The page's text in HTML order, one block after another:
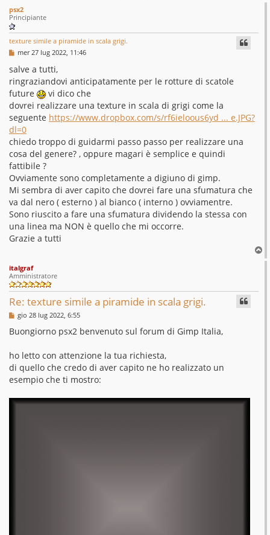
psx2
Principiante
texture simile a piramide in scala grigi.
M
s
s
a
g
g
i
o
mer 27 lug 2022, 11:46
salve a tutti,
ringraziandovi anticipatamente per le rotture di scatole
future
vi dico che
dovrei realizzare una texture in scala di grigi come la
seguente https://www.dropbox.com/s/rf6ieloous6yd ... e.JPG?
dl=0
chiedo troppo di guidarmi passo passo per realizzare una
cosa del genere? , oppure magari è semplice e quindi
fattibile ?
Ovviamente sono completamente a digiuno di gimp.
Mi sembra di aver capito che dovrei fare una sfumatura che
va dal nero ( esterno ) al bianco ( interno ) ovviamentre.
Sono riuscito a fare una sfumatura dividendo la stessa con
una linea ma NON è quello che mi occorre.
Grazie a tutti
o
italgraf
Amministratore
Re: texture simile a piramide in scala grigi.
M
e
s
s
g
g
i
o
gio 28 lug 2022, 6:55
Buongiorno psx2 benvenuto sul forum di Gimp Italia,
ho letto con attenzione la tua richiesta,
di quello che credo di aver capito ne ho realizzato un
esempio che ti mostro: